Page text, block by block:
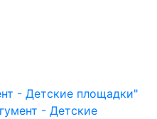
- Детские площадки"
- Детские